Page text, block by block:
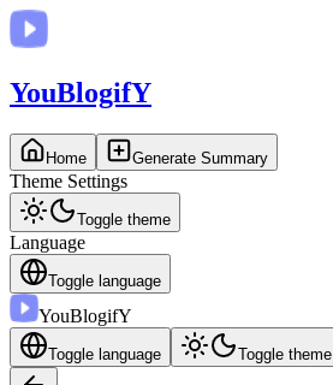
YouBlogifY
Home Generate Summary
Theme Settings
Toggle theme
Language
Toggle language
YouBlogifY
Toggle language Toggle theme